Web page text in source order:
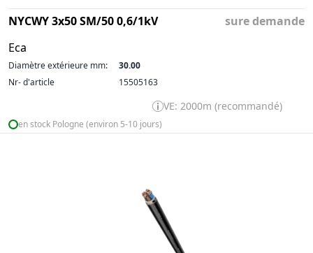
NYCWY 3x50 SM/50 0,6/1kV
Eca
sure demande
Diamètre extérieure mm:
30.00
Nr- d'article
15505163
VE: 2000m (recommandé)
en stock Pologne (environ 5-10 jours)